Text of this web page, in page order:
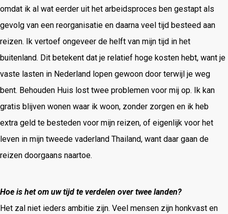
omdat ik al wat eerder uit het arbeidsproces ben gestapt als
gevolg van een reorganisatie en daarna veel tijd besteed aan
reizen. Ik vertoef ongeveer de helft van mijn tijd in het
buitenland. Dit betekent dat je relatief hoge kosten hebt, want je
vaste lasten in Nederland lopen gewoon door terwijl je weg
bent. Behouden Huis lost twee problemen voor mij op. Ik kan
gratis blijven wonen waar ik woon, zonder zorgen en ik heb
extra geld te besteden voor mijn reizen, of eigenlijk voor het
leven in mijn tweede vaderland Thailand, want daar gaan de
reizen doorgaans naartoe.
Hoe is het om uw tijd te verdelen over twee landen?
Het zal niet ieders ambitie zijn. Veel mensen zijn honkvast en